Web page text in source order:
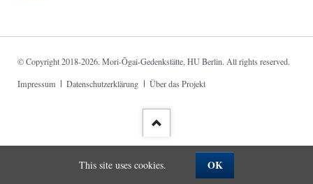
© Copyright 2018-2026. Mori-Ōgai-Gedenkstätte, HU Berlin. All rights reserved.
Skip
Impressum Datenschutzerklärung Über das Projekt
This site uses cookies. OK